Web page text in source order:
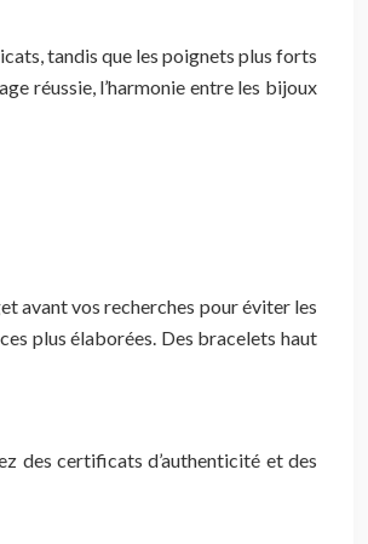
tandis que les poignets plus forts
réussie, l’harmonie entre les bijoux
avant vos recherches pour éviter les
plus élaborées. Des bracelets haut
des certificats d’authenticité et des